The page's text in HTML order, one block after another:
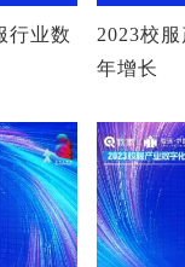
行业数
2023校
年增长